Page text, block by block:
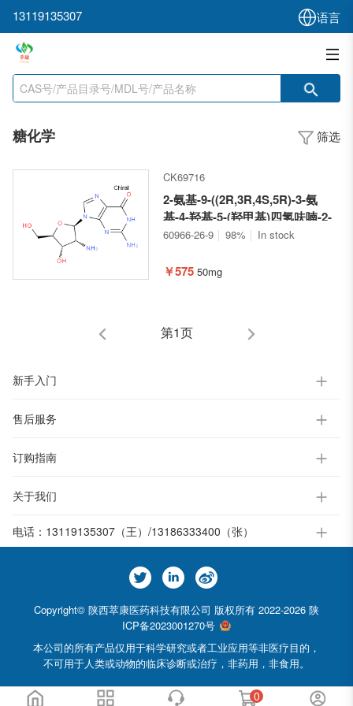
13119135307 语言
糖化学 筛选
CK69716
2-氨基-9-((2R,3R,4S,5R)-3-氨
基-4-羟基-5-(羟甲基)四氢呋喃-2-
基)-1,9-二氢-6H-嘌呤-6-酮
60966-26-9 98% In stock
￥575 50mg
第1页
新手入门
售后服务
订购指南
关于我们
电话： 13119135307（王）/13186333400（张）
Copyright© 陕西萃康医药科技有限公司 版权所有 2022-2026 陕
ICP备2023001270号
本公司的所有产品仅用于科学研究或者工业应用等非医疗目的，
不可用于人类或动物的临床诊断或治疗，非药用，非食用。
0